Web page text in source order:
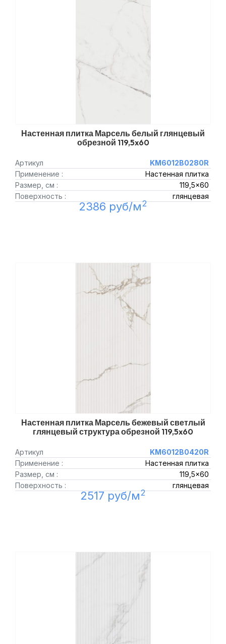
Настенная плитка Марсель белый глянцевый
обрезной 119,5x60
Артикул
KM6012B0280R
Применение :
Настенная плитка
Размер, см :
119,5x60
Поверхность :
глянцевая
2386 руб/м2
Настенная плитка Марсель бежевый светлый
глянцевый структура обрезной 119,5x60
Артикул
KM6012B0420R
Применение :
Настенная плитка
Размер, см :
119,5x60
Поверхность :
глянцевая
2517 руб/м2